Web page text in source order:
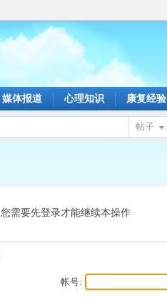
媒体报道 心理知识 康复经验
帖子
您需要先登录才能继续本操作
帐号: